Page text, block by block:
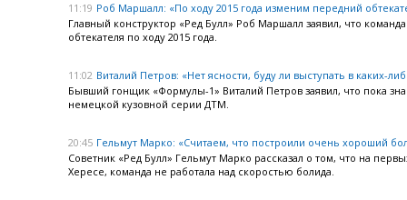
11:19 Роб Маршалл: «По ходу 2015 года изменим передний
Главный конструктор «Ред Булл» Роб Маршалл заявил, что
обтекателя по ходу 2015 года.
11:02 Виталий Петров: «Нет ясности, буду ли выступать в каких-
Бывший гонщик «Формулы-1» Виталий Петров заявил, что пока
немецкой кузовной серии ДТМ.
20:45 Гельмут Марко: «Считаем, что построили очень хороший
Советник «Ред Булл» Гельмут Марко рассказал о том, что на
Хересе, команда не работала над скоростью болида.